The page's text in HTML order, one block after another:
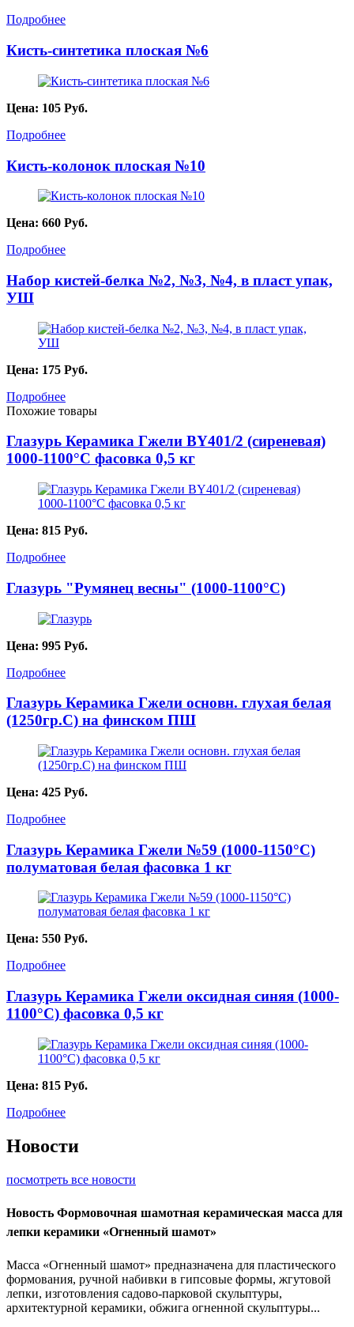
Подробнее
Кисть-синтетика плоская №6
Цена: 105 Руб.
Подробнее
Кисть-колонок плоская №10
Цена: 660 Руб.
Подробнее
Набор кистей-белка №2, №3, №4, в пласт упак,
УШ
Цена: 175 Руб.
Подробнее
Похожие товары
Глазурь Керамика Гжели BY401/2 (сиреневая)
1000-1100°С фасовка 0,5 кг
Цена: 815 Руб.
Подробнее
Глазурь "Румянец весны" (1000-1100°С)
Цена: 995 Руб.
Подробнее
Глазурь Керамика Гжели основн. глухая белая
(1250гр.С) на финском ПШ
Цена: 425 Руб.
Подробнее
Глазурь Керамика Гжели №59 (1000-1150°С)
полуматовая белая фасовка 1 кг
Цена: 550 Руб.
Подробнее
Глазурь Керамика Гжели оксидная синяя (1000-
1100°С) фасовка 0,5 кг
Цена: 815 Руб.
Подробнее
Новости
посмотреть все новости
Новость Формовочная шамотная керамическая масса для
лепки керамики «Огненный шамот»
Масса «Огненный шамот» предназначена для пластического
формования, ручной набивки в гипсовые формы, жгутовой
лепки, изготовления садово-парковой скульптуры,
архитектурной керамики, обжига огненной скульптуры...